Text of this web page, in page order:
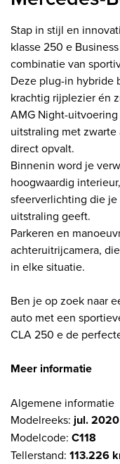
Stap in stijl en
klasse 250 e
combinatie van
Deze plug-in hybride
krachtig rijplezier én
AMG Night-
uitstraling met
direct opvalt.
Binnenin word je
hoogwaardig
sfeerverlichting die
uitstraling geeft.
Parkeren en
achteruitrijcamera,
in elke situatie.
Ben je op zoek naar
auto met een
CLA 250 e de
Meer informatie
Algemene informatie
Modelreeks: jul.
Modelcode: C118
Tellerstand: 113.226